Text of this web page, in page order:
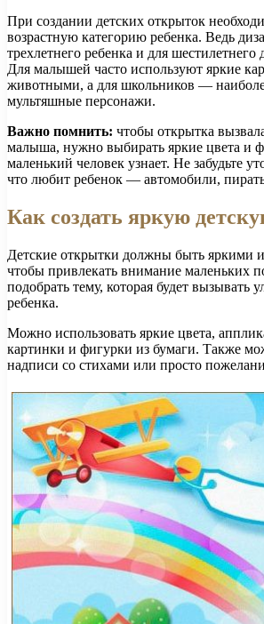
При создании детских открыток
возрастную категорию ребенка. Ведь
трехлетнего ребенка и для шестилетнего
Для малышей часто используют яркие
животными, а для школьников —
мультяшные персонажи.
Важно помнить: чтобы открытка
малыша, нужно выбирать яркие цвета и
маленький человек узнает. Не забудьте
что любит ребенок — автомобили,
Как создать яркую
Детские открытки должны быть яркими
чтобы привлекать внимание маленьких
подобрать тему, которая будет вызывать
ребенка.
Можно использовать яркие цвета,
картинки и фигурки из бумаги. Также
надписи со стихами или просто